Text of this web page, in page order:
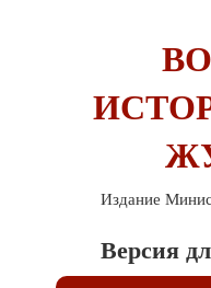
Издание
Версия